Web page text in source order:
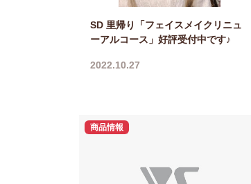
SD 里帰り「フェイスメイクリニュ
ーアルコース」好評受付中です♪
2022.10.27
商品情報